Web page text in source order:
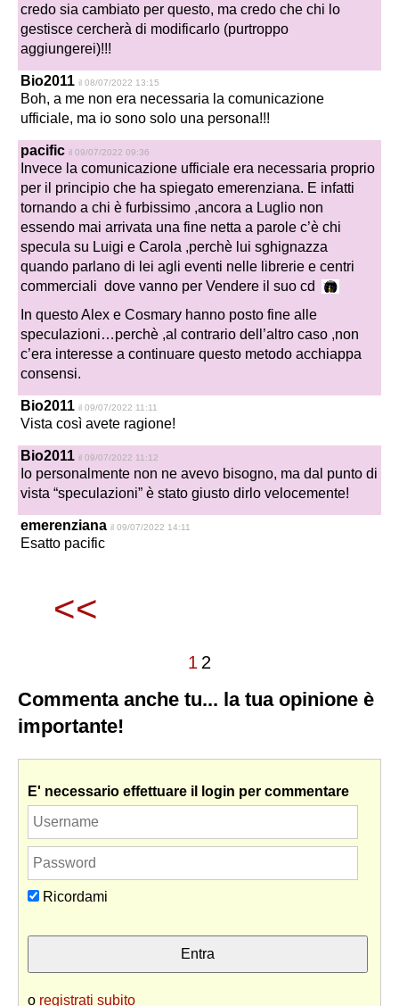
credo sia cambiato per questo, ma credo che chi lo
gestisce cercherà di modificarlo (purtroppo
aggiungerei)!!!
Bio2011 il 08/07/2022 13:15
Boh, a me non era necessaria la comunicazione
ufficiale, ma io sono solo una persona!!!
pacific il 09/07/2022 09:36
Invece la comunicazione ufficiale era necessaria proprio
per il principio che ha spiegato emerenziana. E infatti
tornando a chi è furbissimo ,ancora a Luglio non
essendo mai arrivata una fine netta a parole c’è chi
specula su Luigi e Carola ,perchè lui sghignazza
quando parlano di lei agli eventi nelle librerie e centri
commerciali dove vanno per Vendere il suo cd
In questo Alex e Cosmary hanno posto fine alle
speculazioni…perchè ,al contrario dell’altro caso ,non
c’era interesse a continuare questo metodo acchiappa
consensi.
Bio2011 il 09/07/2022 11:11
Vista così avete ragione!
Bio2011 il 09/07/2022 11:12
Io personalmente non ne avevo bisogno, ma dal punto di
vista “speculazioni” è stato giusto dirlo velocemente!
emerenziana il 09/07/2022 14:11
Esatto pacific
<<
1 2
Commenta anche tu... la tua opinione è
importante!
E' necessario effettuare il login per commentare
Ricordami
o registrati subito